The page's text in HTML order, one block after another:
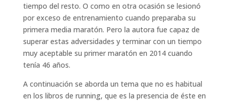
tiempo del resto. O como en otra ocasión se lesionó
por exceso de entrenamiento cuando preparaba su
primera media maratón. Pero la autora fue capaz de
superar estas adversidades y terminar con un tiempo
muy aceptable su primer maratón en 2014 cuando
tenía 46 años.
A continuación se aborda un tema que no es habitual
en los libros de running, que es la presencia de éste en